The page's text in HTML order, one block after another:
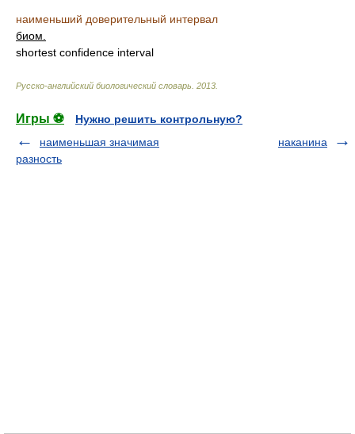
наименьший доверительный интервал
биом.
shortest confidence interval
Русско-английский биологический словарь 2013
Игры ⚽
Нужно решить контрольную?
наименьшая значимая
разность
наканина